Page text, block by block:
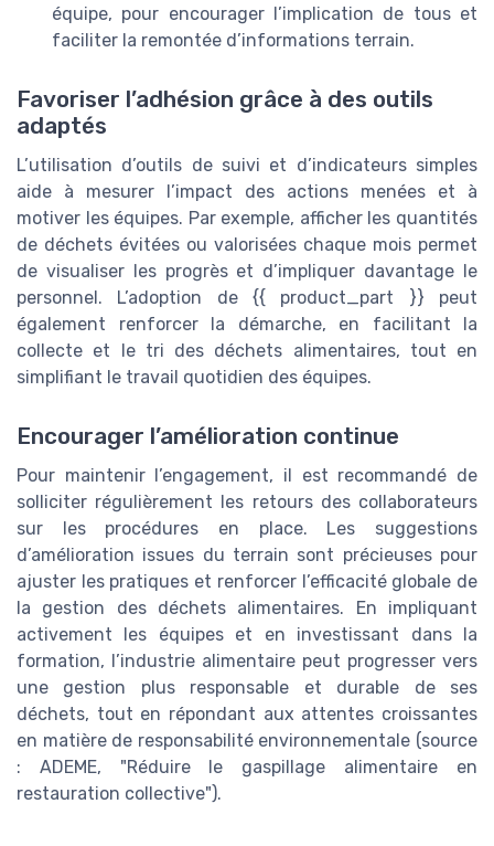
équipe, pour encourager l’implication de tous et
faciliter la remontée d’informations terrain.
Favoriser l’adhésion grâce à des outils
adaptés
L’utilisation d’outils de suivi et d’indicateurs simples
aide à mesurer l’impact des actions menées et à
motiver les équipes. Par exemple, afficher les quantités
de déchets évitées ou valorisées chaque mois permet
de visualiser les progrès et d’impliquer davantage le
personnel. L’adoption de {{ product_part }} peut
également renforcer la démarche, en facilitant la
collecte et le tri des déchets alimentaires, tout en
simplifiant le travail quotidien des équipes.
Encourager l’amélioration continue
Pour maintenir l’engagement, il est recommandé de
solliciter régulièrement les retours des collaborateurs
sur les procédures en place. Les suggestions
d’amélioration issues du terrain sont précieuses pour
ajuster les pratiques et renforcer l’efficacité globale de
la gestion des déchets alimentaires. En impliquant
activement les équipes et en investissant dans la
formation, l’industrie alimentaire peut progresser vers
une gestion plus responsable et durable de ses
déchets, tout en répondant aux attentes croissantes
en matière de responsabilité environnementale (source
: ADEME, "Réduire le gaspillage alimentaire en
restauration collective").